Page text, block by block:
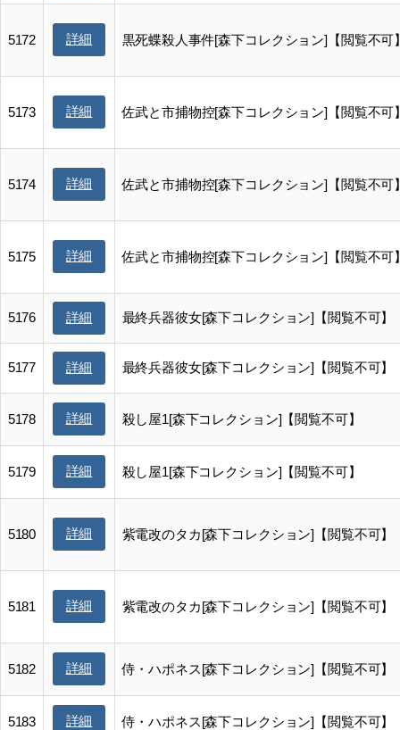
5172 詳細 黒死蝶殺人事件[森下コレクション]【閲覧不可
5173 詳細 佐武と市捕物控[森下コレクション]【閲覧不可
5174 詳細 佐武と市捕物控[森下コレクション]【閲覧不可
5175 詳細 佐武と市捕物控[森下コレクション]【閲覧不可
5176 詳細 最終兵器彼女[森下コレクション]【閲覧不可】
5177 詳細 最終兵器彼女[森下コレクション]【閲覧不可】
5178 詳細 殺し屋1[森下コレクション]【閲覧不可】
5179 詳細 殺し屋1[森下コレクション]【閲覧不可】
5180 詳細 紫電改のタカ[森下コレクション]【閲覧不可】
5181 詳細 紫電改のタカ[森下コレクション]【閲覧不可】
5182 詳細 侍・ハポネス[森下コレクション]【閲覧不可】
5183 詳細 侍・ハポネス[森下コレクション]【閲覧不可】